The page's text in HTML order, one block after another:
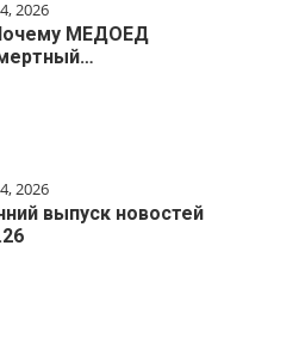
2026
МЕДОЕД
2026
выпуск новостей